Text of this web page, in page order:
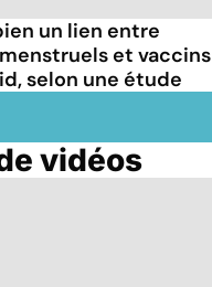
un lien entre
et vaccins
selon une étude
vidéos